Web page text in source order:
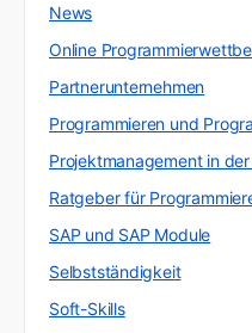
News
Online
Partnerunternehmen
Programmieren und
Projektmanagement in
Ratgeber für
SAP und SAP Module
Selbstständigkeit
Soft-Skills